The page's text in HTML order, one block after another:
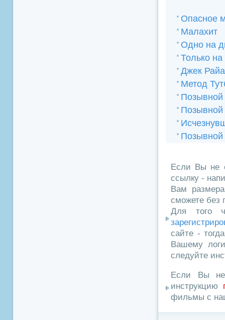
Опасное
Малахит
Одно на
Только
Джек
Метод
Если Вы не
ссылку -
Вам
сможете без
Для того
сайте -
Вашему
следуйте
Если Вы не
инструкцию
фильмы с